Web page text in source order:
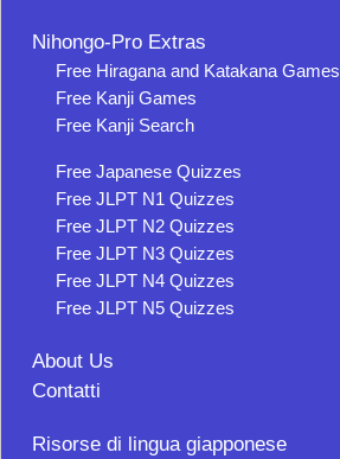
Nihongo-Pro Extras
Free Hiragana and Katakana Games
Free Kanji Games
Free Kanji Search
Free Japanese Quizzes
Free JLPT N1 Quizzes
Free JLPT N2 Quizzes
Free JLPT N3 Quizzes
Free JLPT N4 Quizzes
Free JLPT N5 Quizzes
About Us
Contatti
Risorse di lingua giapponese